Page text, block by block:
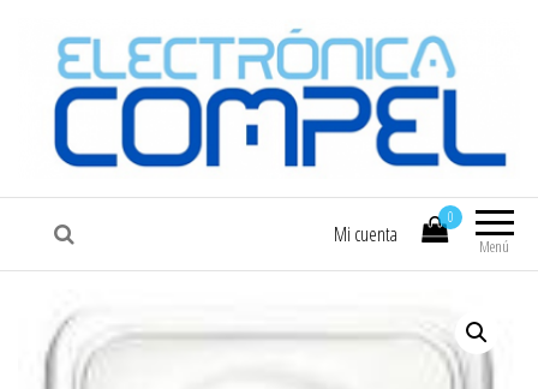
COMPEL Electrónica COMPEL
Menú
0
Mi cuenta